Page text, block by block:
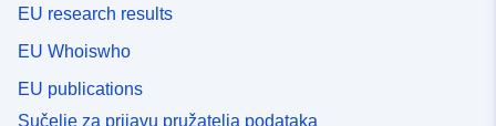
EU research results
EU Whoiswho
EU publications
Sučelje za prijavu pružatelja podataka